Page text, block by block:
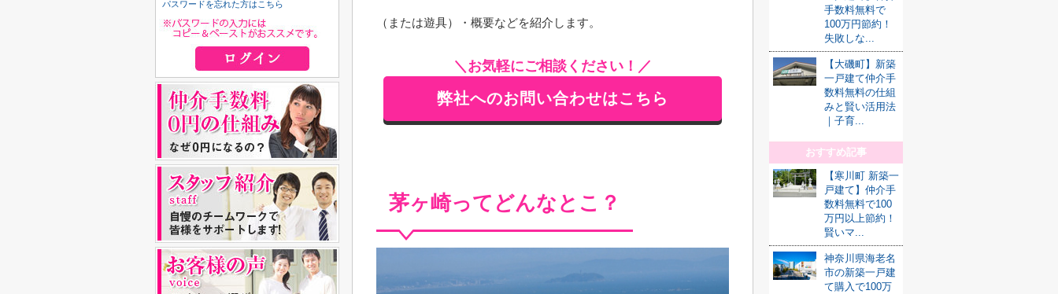
（または遊具）・概要などを紹介します。
＼お気軽にご相談ください！／
弊社へのお問い合わせはこちら
茅ヶ崎ってどんなとこ？
手数料無料で
100万円節約！
失敗しな...
【大磯町】新築
一戸建て仲介手
数料無料の仕組
みと賢い活用法
｜子育...
おすすめ記事
【寒川町 新築一
戸建て】仲介手
数料無料で100
万円以上節約！
賢いマ...
神奈川県海老名
市の新築一戸建
て購入で100万
パスワードを忘れた方はこちら